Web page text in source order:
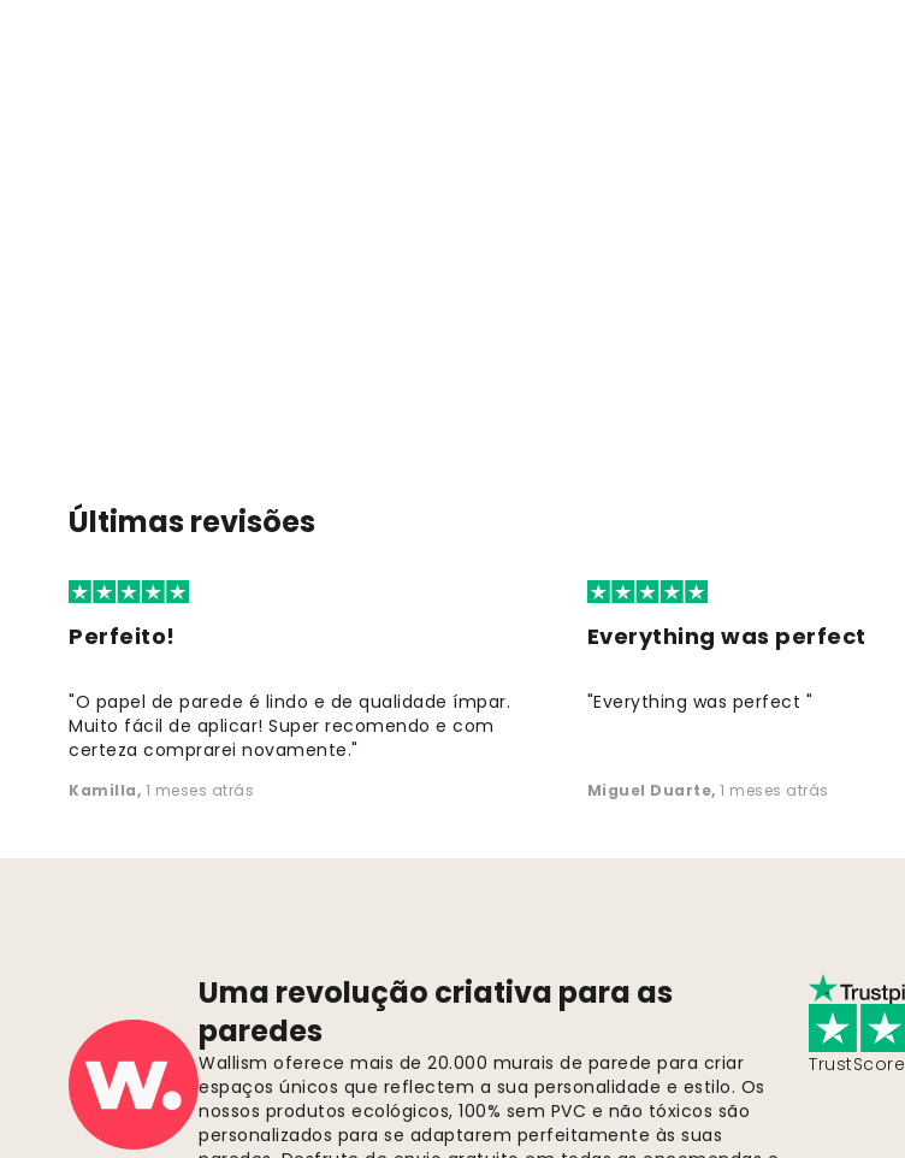
Últimas revisões
Perfeito!
"O papel de parede é lindo e de qualidade ímpar.
Muito fácil de aplicar! Super recomendo e com
certeza comprarei novamente."
Kamilla, 1 meses atrás
Everything was perfect
"Everything was perfect "
Miguel Duarte, 1 meses atrás
Uma revolução criativa para as
paredes
Wallism oferece mais de 20.000 murais de parede para criar
espaços únicos que reflectem a sua personalidade e estilo. Os
nossos produtos ecológicos, 100% sem PVC e não tóxicos são
personalizados para se adaptarem perfeitamente às suas
TrustScore